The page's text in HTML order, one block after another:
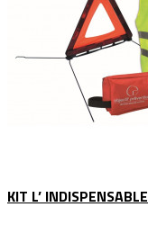
KIT L’ INDISPENSABLE